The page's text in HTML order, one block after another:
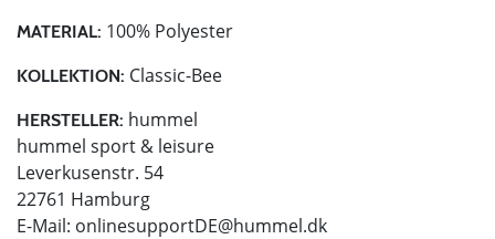
MATERIAL: 100% Polyester
KOLLEKTION: Classic-Bee
HERSTELLER: hummel
hummel sport & leisure
Leverkusenstr. 54
22761 Hamburg
E-Mail: onlinesupportDE@hummel.dk